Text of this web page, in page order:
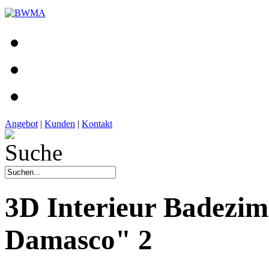
Angebot | Kunden | Kontakt
3D Interieur
Damasco" 2